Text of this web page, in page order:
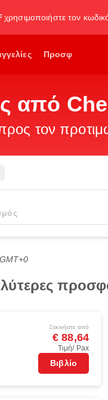
χρησιμοποιήστε τον
Προσφ
από
τον
Ξεκινήστε από
€ 88,64
Τιμή/ Pax
Βιβλίο